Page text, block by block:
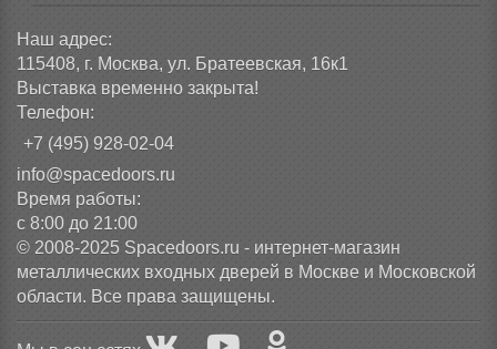
Наш адрес:
115408, г. Москва, ул. Братеевская, 16к1
Выставка временно закрыта!
Телефон:
+7 (495) 928-02-04
info@spacedoors.ru
Время работы:
с 8:00 до 21:00
© 2008-2025 Spacedoors.ru - интернет-магазин
металлических входных дверей в Москве и Московской
области. Все права защищены.